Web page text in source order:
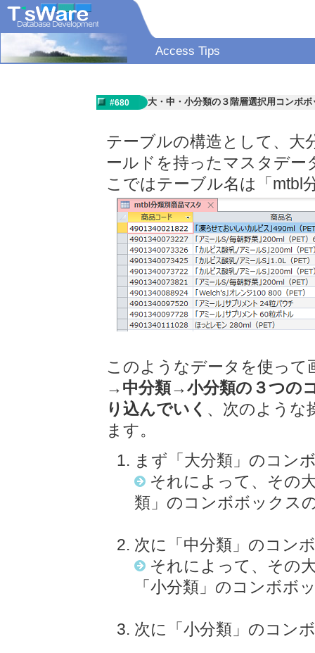
Access Tips
#680 大・中・小分類の３階層選択用コンボ
テーブルの構造として、大
ールドを持ったマスタデ
こではテーブル名は「mtbl
このようなデータを使って
→中分類→小分類の３つの
り込んでいく 、次のような
ます。
まず「大分類」のコン
それによって、その
類」のコンボボックス
次に「中分類」のコン
それによって、その
「小分類」のコンボボ
次に「小分類」のコン